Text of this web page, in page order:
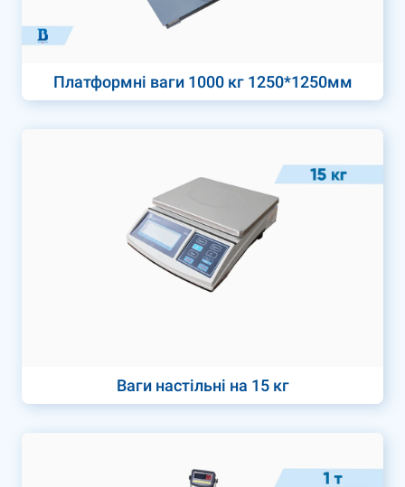
Платформні ваги 1000 кг 1250*1250мм
Ваги настільні на 15 кг